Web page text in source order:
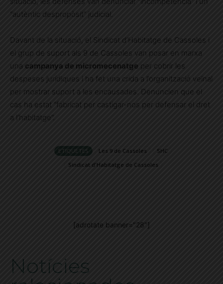
“autèntic despropòsit” judicial.
Davant de la situació, el Sindicat d’Habitatge de Cassoles i
el grup de suport als 9 de Cassoles van posar en marxa
una campanya de micromecenatge per cobrir les
despeses jurídiques i ha fet una crida a l’organització veïnal
per mostrar suport a les encausades. Denuncien que el
cas ha estat “fabricat per castigar-nos per defensar el dret
a l’habitatge”.
ETIQUETES Les 9 de Cassoles
SHC
Sindicat d'Habitatge de Cassoles
[adrotate banner="28"]
Notícies